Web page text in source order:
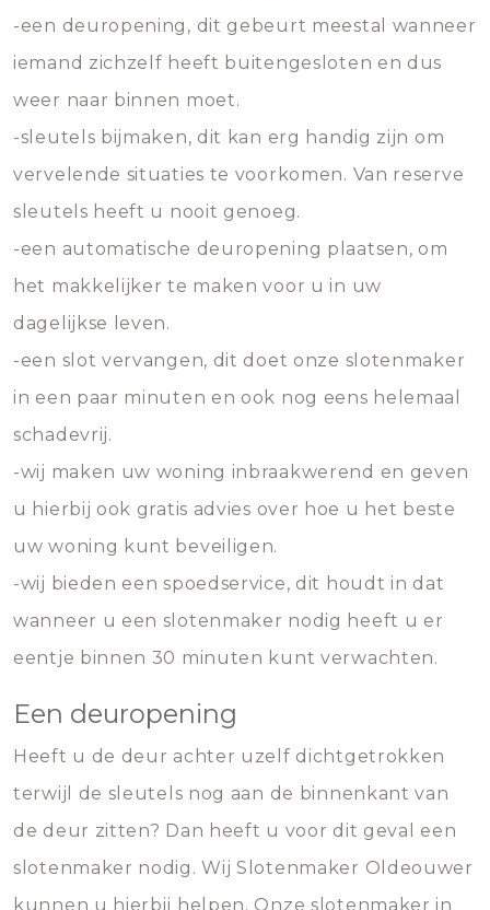
-een deuropening, dit gebeurt meestal wanneer
iemand zichzelf heeft buitengesloten en dus
weer naar binnen moet.
-sleutels bijmaken, dit kan erg handig zijn om
vervelende situaties te voorkomen. Van reserve
sleutels heeft u nooit genoeg.
-een automatische deuropening plaatsen, om
het makkelijker te maken voor u in uw
dagelijkse leven.
-een slot vervangen, dit doet onze slotenmaker
in een paar minuten en ook nog eens helemaal
schadevrij.
-wij maken uw woning inbraakwerend en geven
u hierbij ook gratis advies over hoe u het beste
uw woning kunt beveiligen.
-wij bieden een spoedservice, dit houdt in dat
wanneer u een slotenmaker nodig heeft u er
eentje binnen 30 minuten kunt verwachten.
Een deuropening
Heeft u de deur achter uzelf dichtgetrokken
terwijl de sleutels nog aan de binnenkant van
de deur zitten? Dan heeft u voor dit geval een
slotenmaker nodig. Wij Slotenmaker Oldeouwer
kunnen u hierbij helpen. Onze slotenmaker in